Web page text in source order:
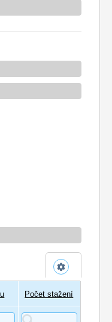
Počet stažení